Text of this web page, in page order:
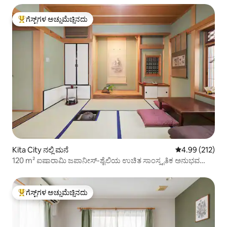
ಗೆಸ್ಟ್‌ಗಳಿಗೆ ಅತಿ ಹೆಚ್ಚು ಅಚ್ಚುಮೆಚ್ಚಿನದು
ಗೆಸ್ಟ್‌ಗಳ ಅಚ್ಚುಮೆಚ್ಚಿನದು
Kita City ನಲ್ಲಿ ಮನೆ 5 ರಲ್ಲಿ 4.99
4.99 (212)
120 m² ಐಷಾರಾಮಿ ಜಪಾನೀಸ್-ಶೈಲಿಯ ಉಚಿತ ಸಾಂಸ್ಕೃತಿಕ ಅನುಭವ
ಗೆಸ್ಟ್‌ಗಳಿಗೆ ಅತಿ ಹೆಚ್ಚು ಅಚ್ಚುಮೆಚ್ಚಿನದು
ಗೆಸ್ಟ್‌ಗಳ ಅಚ್ಚುಮೆಚ್ಚಿನದು